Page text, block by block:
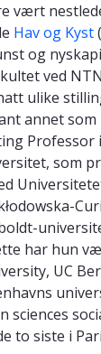
vært
Hav og Kyst
og
ved
ulike
annet
som
har hun
UC
sciences
to siste i